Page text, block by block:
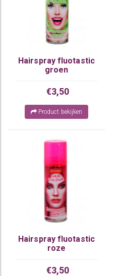
Hairspray fluotastic
groen
€3,50
Product bekijken
Hairspray fluotastic
roze
€3,50